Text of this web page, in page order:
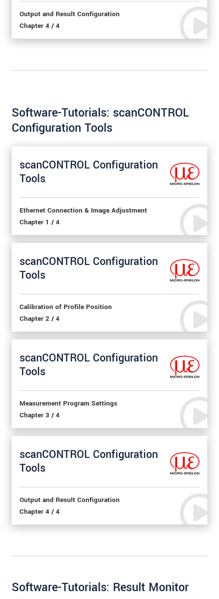
Output and Result Configuration
Chapter 4 / 4
Software-Tutorials: scanCONTROL
Configuration Tools
scanCONTROL Configuration
Tools
Ethernet Connection & Image Adjustment
Chapter 1 / 4
scanCONTROL Configuration
Tools
Calibration of Profile Position
Chapter 2 / 4
scanCONTROL Configuration
Tools
Measurement Program Settings
Chapter 3 / 4
scanCONTROL Configuration
Tools
Output and Result Configuration
Chapter 4 / 4
Software-Tutorials: Result Monitor